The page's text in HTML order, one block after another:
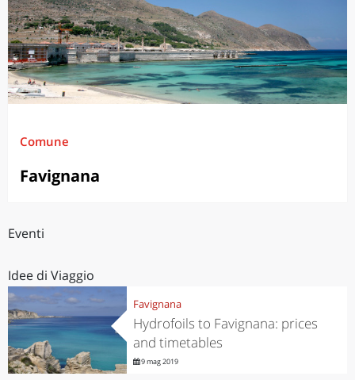
Comune
Favignana
Eventi
Idee di Viaggio
Favignana
Hydrofoils to Favignana: prices
and timetables
9 mag 2019